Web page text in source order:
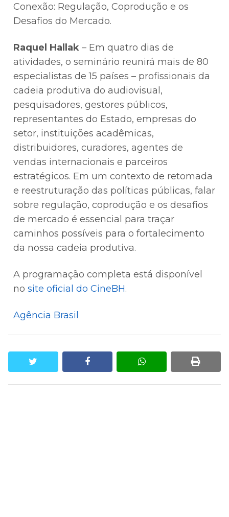
Conexão: Regulação, Coprodução e os
Desafios do Mercado.
Raquel Hallak – Em quatro dias de
atividades, o seminário reunirá mais de 80
especialistas de 15 países – profissionais da
cadeia produtiva do audiovisual,
pesquisadores, gestores públicos,
representantes do Estado, empresas do
setor, instituições acadêmicas,
distribuidores, curadores, agentes de
vendas internacionais e parceiros
estratégicos. Em um contexto de retomada
e reestruturação das políticas públicas, falar
sobre regulação, coprodução e os desafios
de mercado é essencial para traçar
caminhos possíveis para o fortalecimento
da nossa cadeia produtiva.
A programação completa está disponível
nosite oficial do CineBH.
Agência Brasil
facebook whatsapp print